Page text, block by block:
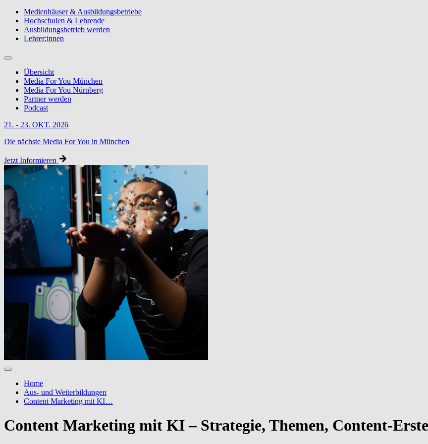
Medienhäuser & Ausbildungsbetriebe
Hochschulen & Lehrende
Ausbildungsbetrieb werden
Lehrer:innen
Übersicht
Media For You München
Media For You Nürnberg
Partner werden
Podcast
21. - 23. OKT. 2026
Die nächste Media For You in München
Jetzt Informieren
Home
Aus- und Weiterbildungen
Content Marketing mit KI…
Content Marketing mit KI – Strategie, Themen, Content-